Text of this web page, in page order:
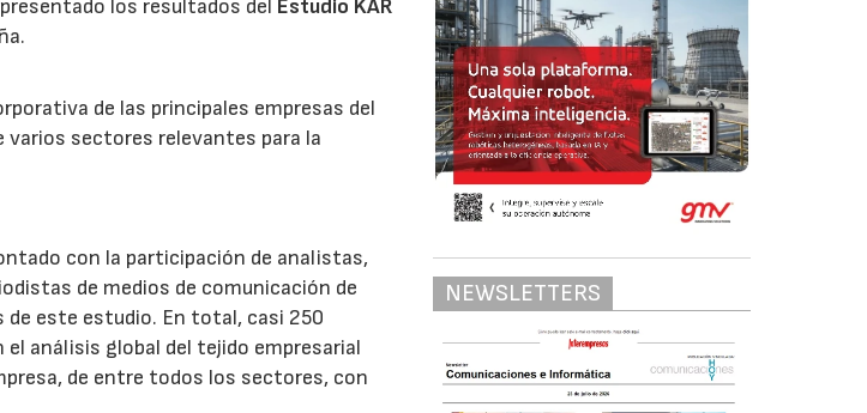
los resultados del Estudio KAR
de las principales empresas del
sectores relevantes para la
con la participación de analistas,
de medios de comunicación de
este estudio. En total, casi 250
el análisis global del tejido empresarial
de entre todos los sectores, con
NEWSLETTERS